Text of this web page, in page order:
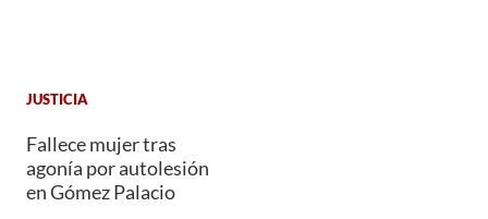
JUSTICIA
Fallece mujer tras
agonía por autolesión
en Gómez Palacio